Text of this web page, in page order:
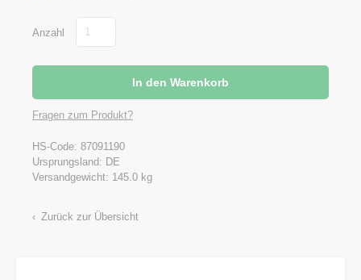
Anzahl
Fragen zum Produkt?
HS-Code: 87091190
Ursprungsland: DE
Versandgewicht: 145.0 kg
Zurück zur Übersicht